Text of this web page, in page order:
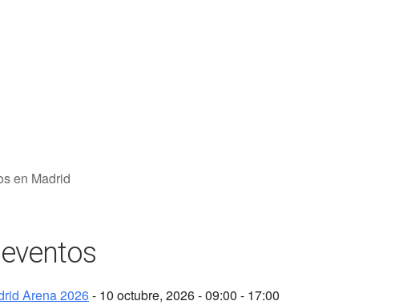
en Madrid
Arena 2026- 10 octubre, 2026 - 09:00 - 17:00